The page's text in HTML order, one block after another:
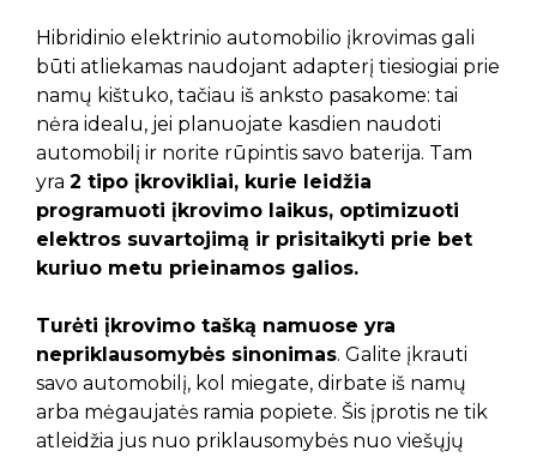
Hibridinio elektrinio automobilio įkrovimas gali
būti atliekamas naudojant adapterį tiesiogiai prie
namų kištuko, tačiau iš anksto pasakome: tai
nėra idealu, jei planuojate kasdien naudoti
automobilį ir norite rūpintis savo baterija. Tam
yra 2 tipo įkrovikliai, kurie leidžia
programuoti įkrovimo laikus, optimizuoti
elektros suvartojimą ir prisitaikyti prie bet
kuriuo metu prieinamos galios.
Turėti įkrovimo tašką namuose yra
nepriklausomybės sinonimas. Galite įkrauti
savo automobilį, kol miegate, dirbate iš namų
arba mėgaujatės ramia popiete. Šis įprotis ne tik
atleidžia jus nuo priklausomybės nuo viešųjų